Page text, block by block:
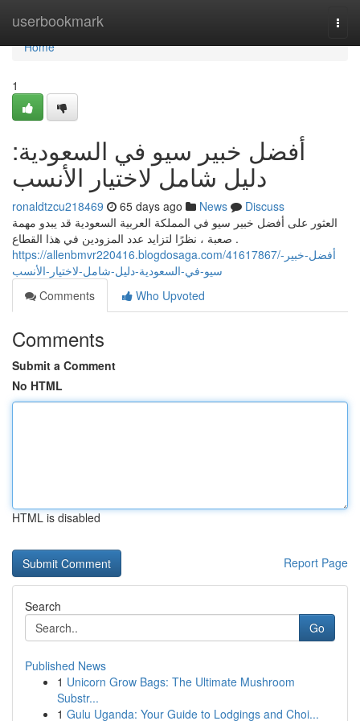
userbookmark
Home
Home
1
أفضل خبير سيو في السعودية:
دليل شامل لاختيار الأنسب
ronaldtzcu218469 65 days ago News
Discuss
العثور على أفضل خبير سيو في المملكة العربية السعودية قد يبدو مهمة
صعبة ، نظرًا لتزايد عدد المزودين في هذا القطاع .
https://allenbmvr220416.blogdosaga.com/41617867/أفضل-خبير-
سيو-في-السعودية-دليل-شامل-لاختيار-الأنسب
Comments
Who Upvoted
Comments
Submit a Comment
No HTML
HTML is disabled
Report Page
Search
Go
Published News
1 Unicorn Grow Bags: The Ultimate Mushroom
Substr...
1 Gulu Uganda: Your Guide to Lodgings and Choi...